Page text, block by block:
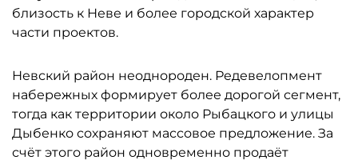
близость к Неве и более городской характер
части проектов.
Невский район неоднороден. Редевелопмент
набережных формирует более дорогой сегмент,
тогда как территории около Рыбацкого и улицы
Дыбенко сохраняют массовое предложение. За
счёт этого район одновременно продаёт